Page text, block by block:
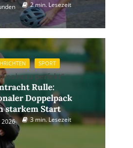
2 min. Lesezeit
SPORT
nahezu perfekt”
Rulle:
Doppelpack
starkem Start
2026 3 min. Lesezeit